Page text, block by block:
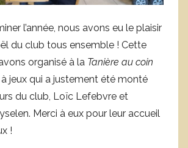
A
i
m
l’année, nous avons eu le plaisir
du club tous ensemble ! Cette
organisé à la Tanière au coin
à jeux qui a justement été monté
du club, Loïc Lefebvre et
Merci à eux pour leur accueil
!